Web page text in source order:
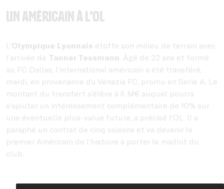
Un Américain à l'OL
L’Olympique Lyonnais étoffe son milieu de terrain avec
l’arrivée de Tanner Tessmann. Âgé de 22 ans et formé
au FC Dallas, l’international américain a été transféré,
mardi, en provenance du Venezia FC, promu en Serie A. Le
montant du transfert s’élève à 6 M€ auquel pourra
s’ajouter un intéressement complémentaire de 10% sur
une éventuelle plus-value future, a précisé l’OL. Il a
paraphé un contrat de cinq saisons et va devenir le
premier Américain de l’histoire à porter le maillot du
club.